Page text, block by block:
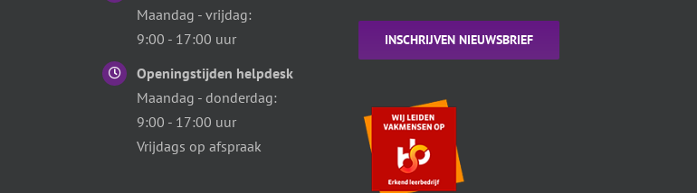
Maandag - vrijdag:
9:00 - 17:00 uur
Openingstijden helpdesk
Maandag - donderdag:
9:00 - 17:00 uur
Vrijdags op afspraak
INSCHRIJVEN NIEUWSBRIEF